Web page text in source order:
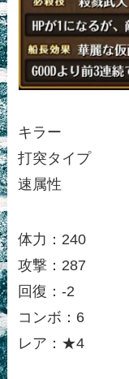
キラー
打突タイプ
速属性
体力：240
攻撃：287
回復：-2
コンボ：6
レア：★4